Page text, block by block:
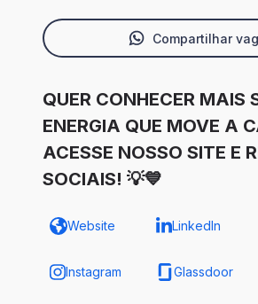
Compartilhar
QUER CONHECER MAIS
ENERGIA QUE MOVE A
ACESSE NOSSO SITE E
SOCIAIS! 💡💙
Website LinkedIn
Instagram Glassdoor